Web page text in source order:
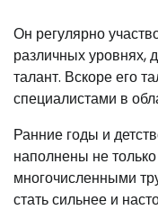
Он регулярно
различных уровнях,
талант. Вскоре его
специалистами в
Ранние годы и
наполнены не
многочисленными
стать сильнее и